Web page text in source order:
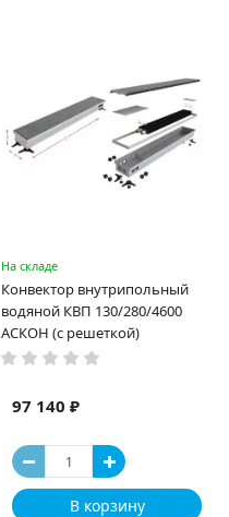
На складе
Конвектор внутрипольный
водяной КВП 130/280/4600
АСКОН (с решеткой)
97 140 ₽
В корзину